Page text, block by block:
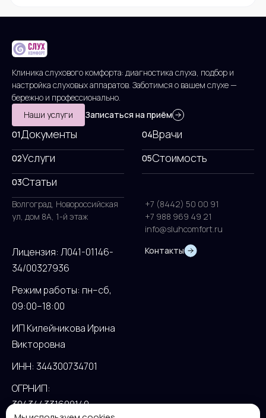
Клиника слухового комфорта: диагностика слуха, подбор и
настройка слуховых аппаратов. Заботимся о вашем слухе —
бережно и профессионально.
Наши услуги
Записаться на приём
01Документы
02Услуги
03Статьи
04Врачи
05Стоимость
Волгоград, Новороссийская
ул, дом 8А, 1-й этаж
+7 (8442) 50 00 91
+7 988 969 49 21
info@sluhcomfort.ru
Лицензия: Л041-01146-
34/00327936
Режим работы: пн–сб,
09:00–18:00
ИП Килейникова Ирина
Викторовна
ИНН: 344300734701
ОГРНИП:
304344331600140
Контакты